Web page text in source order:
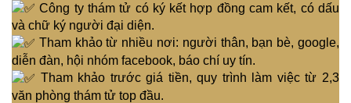
Công ty thám tử có ký kết hợp đồng cam kết, có dấu
và chữ ký người đại diện.
Tham khảo từ nhiều nơi: người thân, bạn bè, google,
diễn đàn, hội nhóm facebook, báo chí uy tín.
Tham khảo trước giá tiền, quy trình làm việc từ 2,3
văn phòng thám tử top đầu.